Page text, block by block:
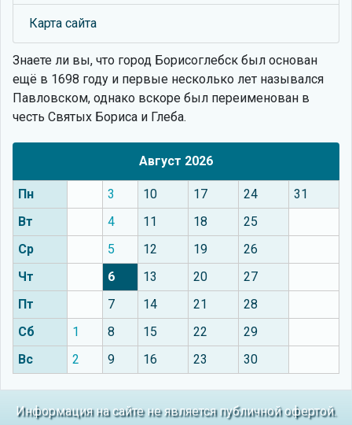
Карта сайта
Знаете ли вы, что город Борисоглебск был основан
ещё в 1698 году и первые несколько лет назывался
Павловском, однако вскоре был переименован в
честь Святых Бориса и Глеба.
Август 2026
Пн 3 10 17 24
31
Вт
4 11 18
25
Ср
5 12 19
26
Чт
6 13 20
27
Пт
7 14 21
28
Сб
1 8 15 22
29
Вс
2 9 16 23 30
Информация на сайте не является публичной офертой.